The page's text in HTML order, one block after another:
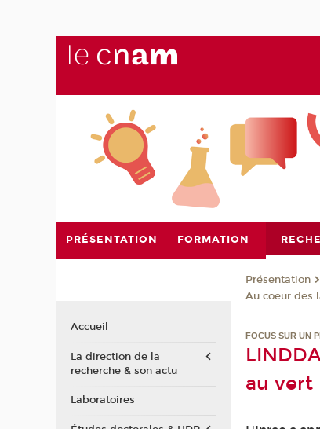
PRÉSENTATION FORMATION
Présentation
Au coeur des
FOCUS SUR UN
au vert
Accueil
La direction de la
recherche & son actu
Laboratoires